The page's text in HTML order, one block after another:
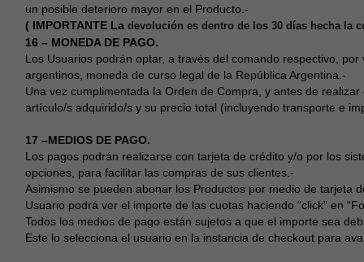
un posible deterioro mayor en el Producto.-
( IMPORTANTE La devolución es dentro de los 30 días hecha la
16 – MONEDA DE PAGO.
Los Usuarios podrán optar, a través del comando respectivo,
argentinos, moneda de curso legal de la República Argentina.-
Una vez cumplimentada la Orden de Compra, y antes de
artículo/s adquirido/s y su precio total (incluyendo transporte e
17 –MEDIOS DE PAGO.
Los pagos podrán realizarse con tarjeta de crédito y/o por los
opciones, para facilitar las compras de sus clientes.-
Asimismo se pueden abonar los Productos por medio de tarjeta
Usuario podrá ver el importe de las cuotas haciendo “click” en
Todos los medios de pago están sujetos a que el importe sea
Este lo selecciona el usuario en la instancia de checkout para